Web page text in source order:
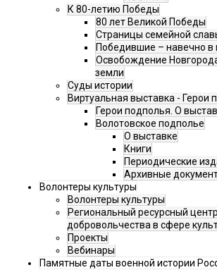
К 80-летию Победы
80 лет Великой Победы
Страницы семейной
Победившие – навечно в
Освобождение
земли
Суды истории
Виртуальная выставка - Герои
Герои подполья. О
Волотовское подполье
О выставке
Книги
Периодические
Архивные
Волонтеры культуры
Волонтеры культуры
Региональный ресурсный
добровольчества в сфере
Проекты
Вебинары
Памятные даты военной истории